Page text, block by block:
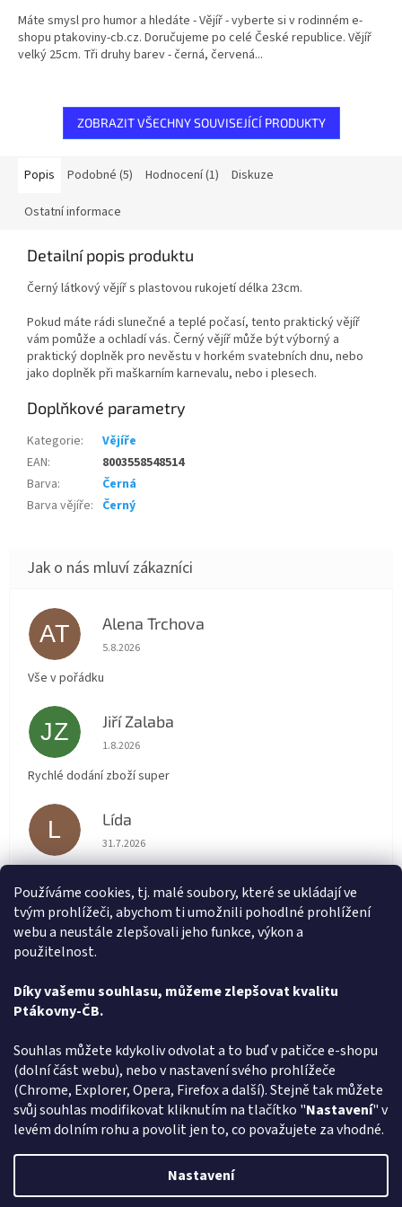
Používáme cookies, tj. malé soubory, které se ukládají ve
tvým prohlížeči, abychom ti umožnili pohodlné prohlížení
webu a neustále zlepšovali jeho funkce, výkon a
použitelnost.
Díky vašemu souhlasu, můžeme zlepšovat kvalitu
Ptákovny-ČB.
Souhlas můžete kdykoliv odvolat a to buď v patičce e-shopu
(dolní část webu), nebo v nastavení svého prohlížeče
(Chrome, Explorer, Opera, Firefox a další). Stejně tak můžete
svůj souhlas modifikovat kliknutím na tlačítko "Nastavení" v
levém dolním rohu a povolit jen to, co považujete za vhodné.
Nastavení
z
5
hvězdiček.
Máte smysl pro humor a hledáte - Vějíř - vyberte si v rodinném e-
shopu ptakoviny-cb.cz. Doručujeme po celé České republice. Vějíř
velký 25cm. Tři druhy barev - černá, červená...
ZOBRAZIT VŠECHNY SOUVISEJÍCÍ PRODUKTY
Popis Podobné (5) Hodnocení (1) Diskuze
Ostatní informace
Detailní popis produktu
Černý látkový vějíř s plastovou rukojetí délka 23cm.
Pokud máte rádi slunečné a teplé počasí, tento praktický vějíř
vám pomůže a ochladí vás. Černý vějíř může být výborný a
praktický doplněk pro nevěstu v horkém svatebních dnu, nebo
jako doplněk při maškarním karnevalu, nebo i plesech.
Doplňkové parametry
Kategorie:
Vějíře
EAN:
8003558548514
Barva:
Černá
Barva vějíře: Černý
AT Alena Trchova
Hodnocení obchodu je 5 z 5 hvězdiček.
5.8.2026
Vše v pořádku
JZ Jiří Zalaba
Hodnocení obchodu je 5 z 5 hvězdiček.
1.8.2026
Rychlé dodání zboží super
L Lída
Hodnocení obchodu je 5 z 5 hvězdiček.
31.7.2026
RS renata svačinová
Hodnocení obchodu je 5 z 5 hvězdiček.
31.7.2026
Způsob ověřování recenzí